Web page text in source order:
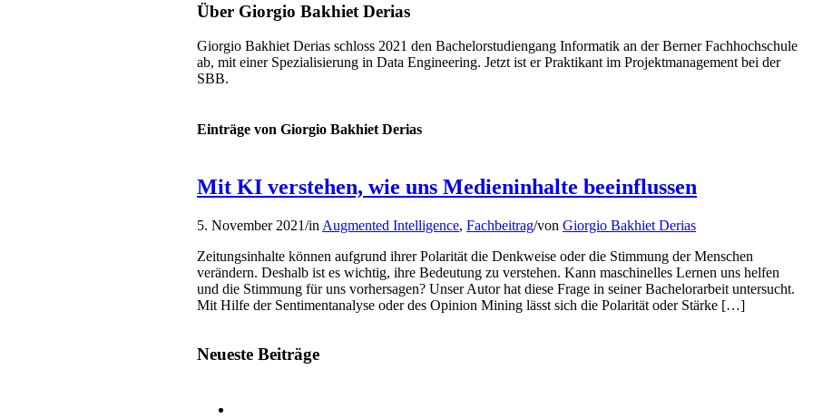
Über Giorgio Bakhiet Derias
Giorgio Bakhiet Derias schloss 2021 den Bachelorstudiengang Informatik an der Berner Fachhochschule
ab, mit einer Spezialisierung in Data Engineering. Jetzt ist er Praktikant im Projektmanagement bei der
SBB.
Einträge von Giorgio Bakhiet Derias
Mit KI verstehen, wie uns Medieninhalte beeinflussen
5. November 2021/in Augmented Intelligence, Fachbeitrag/von Giorgio Bakhiet Derias
Zeitungsinhalte können aufgrund ihrer Polarität die Denkweise oder die Stimmung der Menschen
verändern. Deshalb ist es wichtig, ihre Bedeutung zu verstehen. Kann maschinelles Lernen uns helfen
und die Stimmung für uns vorhersagen? Unser Autor hat diese Frage in seiner Bachelorarbeit untersucht.
Mit Hilfe der Sentimentanalyse oder des Opinion Mining lässt sich die Polarität oder Stärke […]
Neueste Beiträge